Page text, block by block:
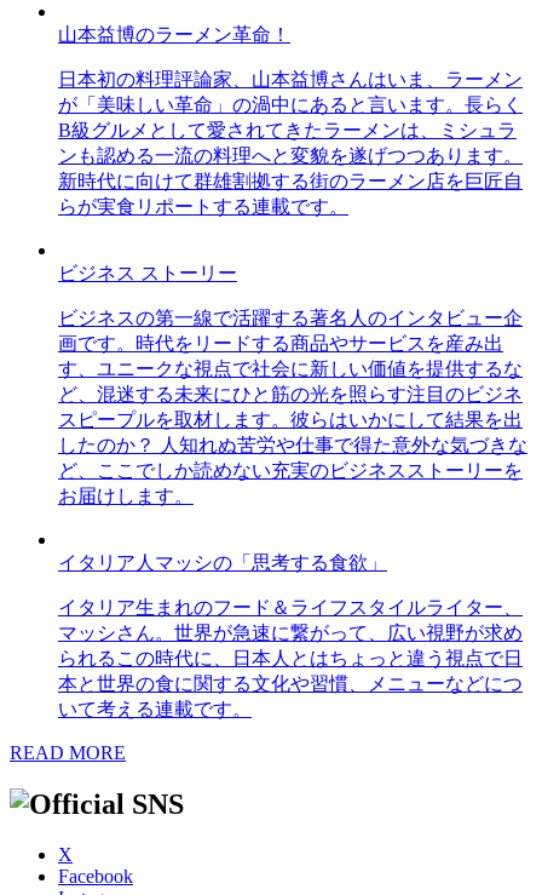
山本益博のラーメン革命！
日本初の料理評論家、山本益博さんはいま、ラーメン
が「美味しい革命」の渦中にあると言います。長らく
B級グルメとして愛されてきたラーメンは、ミシュラ
ンも認める一流の料理へと変貌を遂げつつあります。
新時代に向けて群雄割拠する街のラーメン店を巨匠自
らが実食リポートする連載です。
ビジネス ストーリー
ビジネスの第一線で活躍する著名人のインタビュー企
画です。時代をリードする商品やサービスを産み出
す、ユニークな視点で社会に新しい価値を提供するな
ど、混迷する未来にひと筋の光を照らす注目のビジネ
スピープルを取材します。彼らはいかにして結果を出
したのか？ 人知れぬ苦労や仕事で得た意外な気づきな
ど、ここでしか読めない充実のビジネスストーリーを
お届けします。
イタリア人マッシの「思考する食欲」
イタリア生まれのフード＆ライフスタイルライター、
マッシさん。世界が急速に繋がって、広い視野が求め
られるこの時代に、日本人とはちょっと違う視点で日
本と世界の食に関する文化や習慣、メニューなどにつ
いて考える連載です。
READ MORE
X
Facebook